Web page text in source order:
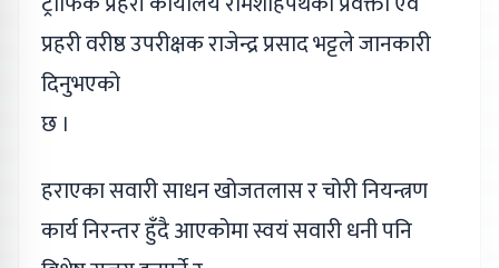
प्रहरी वरीष्ठ उपरीक्षक राजेन्द्र प्रसाद भट्टले जानकारी
दिनुभएको
छ ।
हराएका सवारी साधन खोजतलास र चोरी नियन्त्रण
कार्य निरन्तर हुँदै आएकोमा स्वयं सवारी धनी पनि